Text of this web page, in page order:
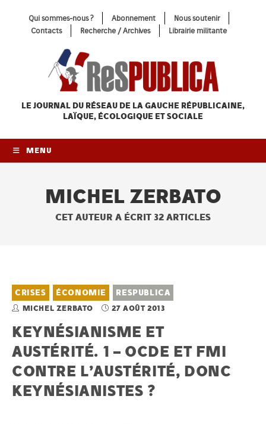
Qui sommes-nous ? Abonnement
Nous soutenir
Contacts
Recherche / Archives Librairie militante
LE JOURNAL DU RÉSEAU DE LA GAUCHE RÉPUBLICAINE,
LAÏQUE, ÉCOLOGIQUE ET SOCIALE
MENU
MICHEL ZERBATO
CET AUTEUR A ÉCRIT 32 ARTICLES
CRISES ÉCONOMIE RESPUBLICA
MICHEL ZERBATO 27 AOÛT 2013
KEYNÉSIANISME ET
AUSTÉRITÉ. 1 – OCDE ET FMI
CONTRE L’AUSTÉRITÉ, DONC
KEYNÉSIANISTES ?